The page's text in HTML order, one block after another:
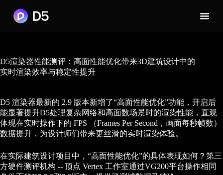
D5渲染器性能测评：高面性能优化带来3D建筑设计中的
实时渲染效率与稳定性提升
D5 渲染器最新的 2.9 版本新增了“高面性能优化”功能，开启后
能显著提升D5处理复杂网络和高面数场景时的渲染性能，直观
体现在实时操作下的 FPS （Frames Per Second，画面每秒帧数）
数据提升，为设计师们带来更丝滑的实时渲染体验。
在实际建筑设计项目中，“高面性能优化”的具体表现如何？第三
方硬件测评机构 -- 顶点 Vertex 工作室通过VG200平台操作相同